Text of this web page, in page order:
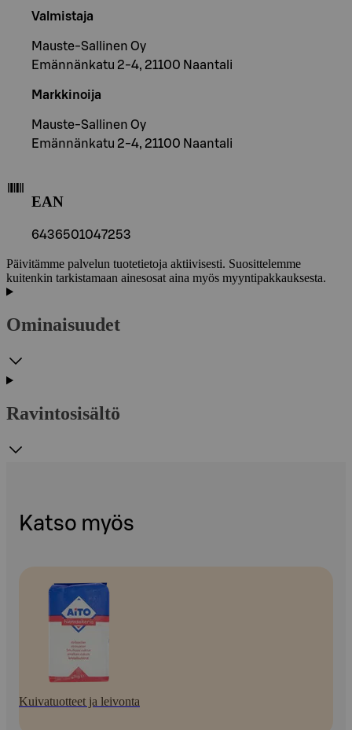
Valmistaja
Mauste-Sallinen Oy
Emännänkatu 2-4, 21100 Naantali
Markkinoija
Mauste-Sallinen Oy
Emännänkatu 2-4, 21100 Naantali
EAN
6436501047253
Päivitämme palvelun tuotetietoja aktiivisesti. Suosittelemme
kuitenkin tarkistamaan ainesosat aina myös myyntipakkauksesta.
Ominaisuudet
Ravintosisältö
Katso myös
Kuivatuotteet ja leivonta